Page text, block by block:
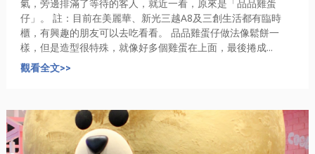
氣，旁邊排滿了等待的客人，就近一看，原來是「品品雞蛋
仔」。 註：目前在美麗華、新光三越A8及三創生活都有臨時
櫃，有興趣的朋友可以去吃看看。 品品雞蛋仔做法像鬆餅一
樣，但是造型很特殊，就像好多個雞蛋在上面，最後捲成...
觀看全文>>